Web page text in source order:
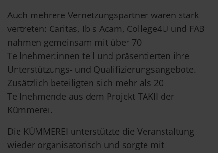
Auch mehrere Vernetzungspartner waren stark
vertreten: Caritas, Ibis Acam, College4U und FAB
nahmen gemeinsam mit über 70
Teilnehmer:innen teil und präsentierten ihre
Unterstützungs- und Qualifizierungsangebote.
Zusätzlich beteiligten sich mehr als 20
Teilnehmende aus dem Projekt TAKII der
Kümmerei.
Die KÜMMEREI unterstützte die Veranstaltung
wieder organisatorisch und sorgte mit